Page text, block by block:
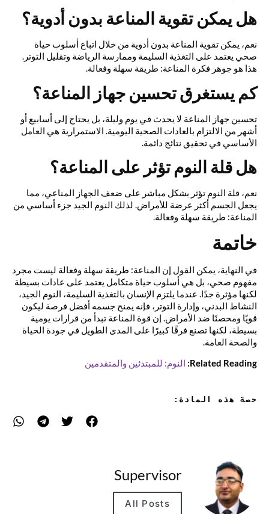
هل يمكن تقوية المناعة بدون أدوية؟
نعم، يمكن تقوية المناعة بدون أدوية من خلال اتباع أسلوب حياة
صحي يعتمد على التغذية السليمة وممارسة الرياضة وتقليل التوتر.
هذا هو جوهر فكرة المناعة: طريقة سهلة وفعالة.
كم يستغرق تحسين جهاز المناعة؟
تحسين جهاز المناعة لا يحدث في يوم وليلة، بل يحتاج إلى أسابيع أو
أشهر من الالتزام بالعادات الصحية اليومية. الاستمرارية هي العامل
الأساسي في تحقيق نتائج دائمة.
هل قلة النوم تؤثر على المناعة؟
نعم، قلة النوم تؤثر بشكل مباشر على ضعف الجهاز المناعي، مما
يجعل الجسم أكثر عرضة للأمراض. لذلك النوم الجيد جزء أساسي من
المناعة: طريقة سهلة وفعالة.
خاتمة
في النهاية، يمكن القول إن المناعة: طريقة سهلة وفعالة ليست مجرد
مفهوم صحي، بل هي أسلوب حياة متكامل يعتمد على عادات بسيطة
لكنها مؤثرة جدًا. عندما يلتزم الإنسان بالتغذية السليمة، النوم الجيد،
النشاط البدني، وإدارة التوتر، فإنه يمنح جسمه أفضل فرصة ليكون
قويًا ومحصنًا ضد الأمراض. إن قوة المناعة تبدأ من قرارات يومية
بسيطة، لكنها تصنع فرقًا كبيرًا على المدى الطويل في جودة الحياة
والصحة العامة.
Related Reading: النوم: للمبتدئين والمتقدمين
حصة هذه المادة:
Supervisor
All Posts